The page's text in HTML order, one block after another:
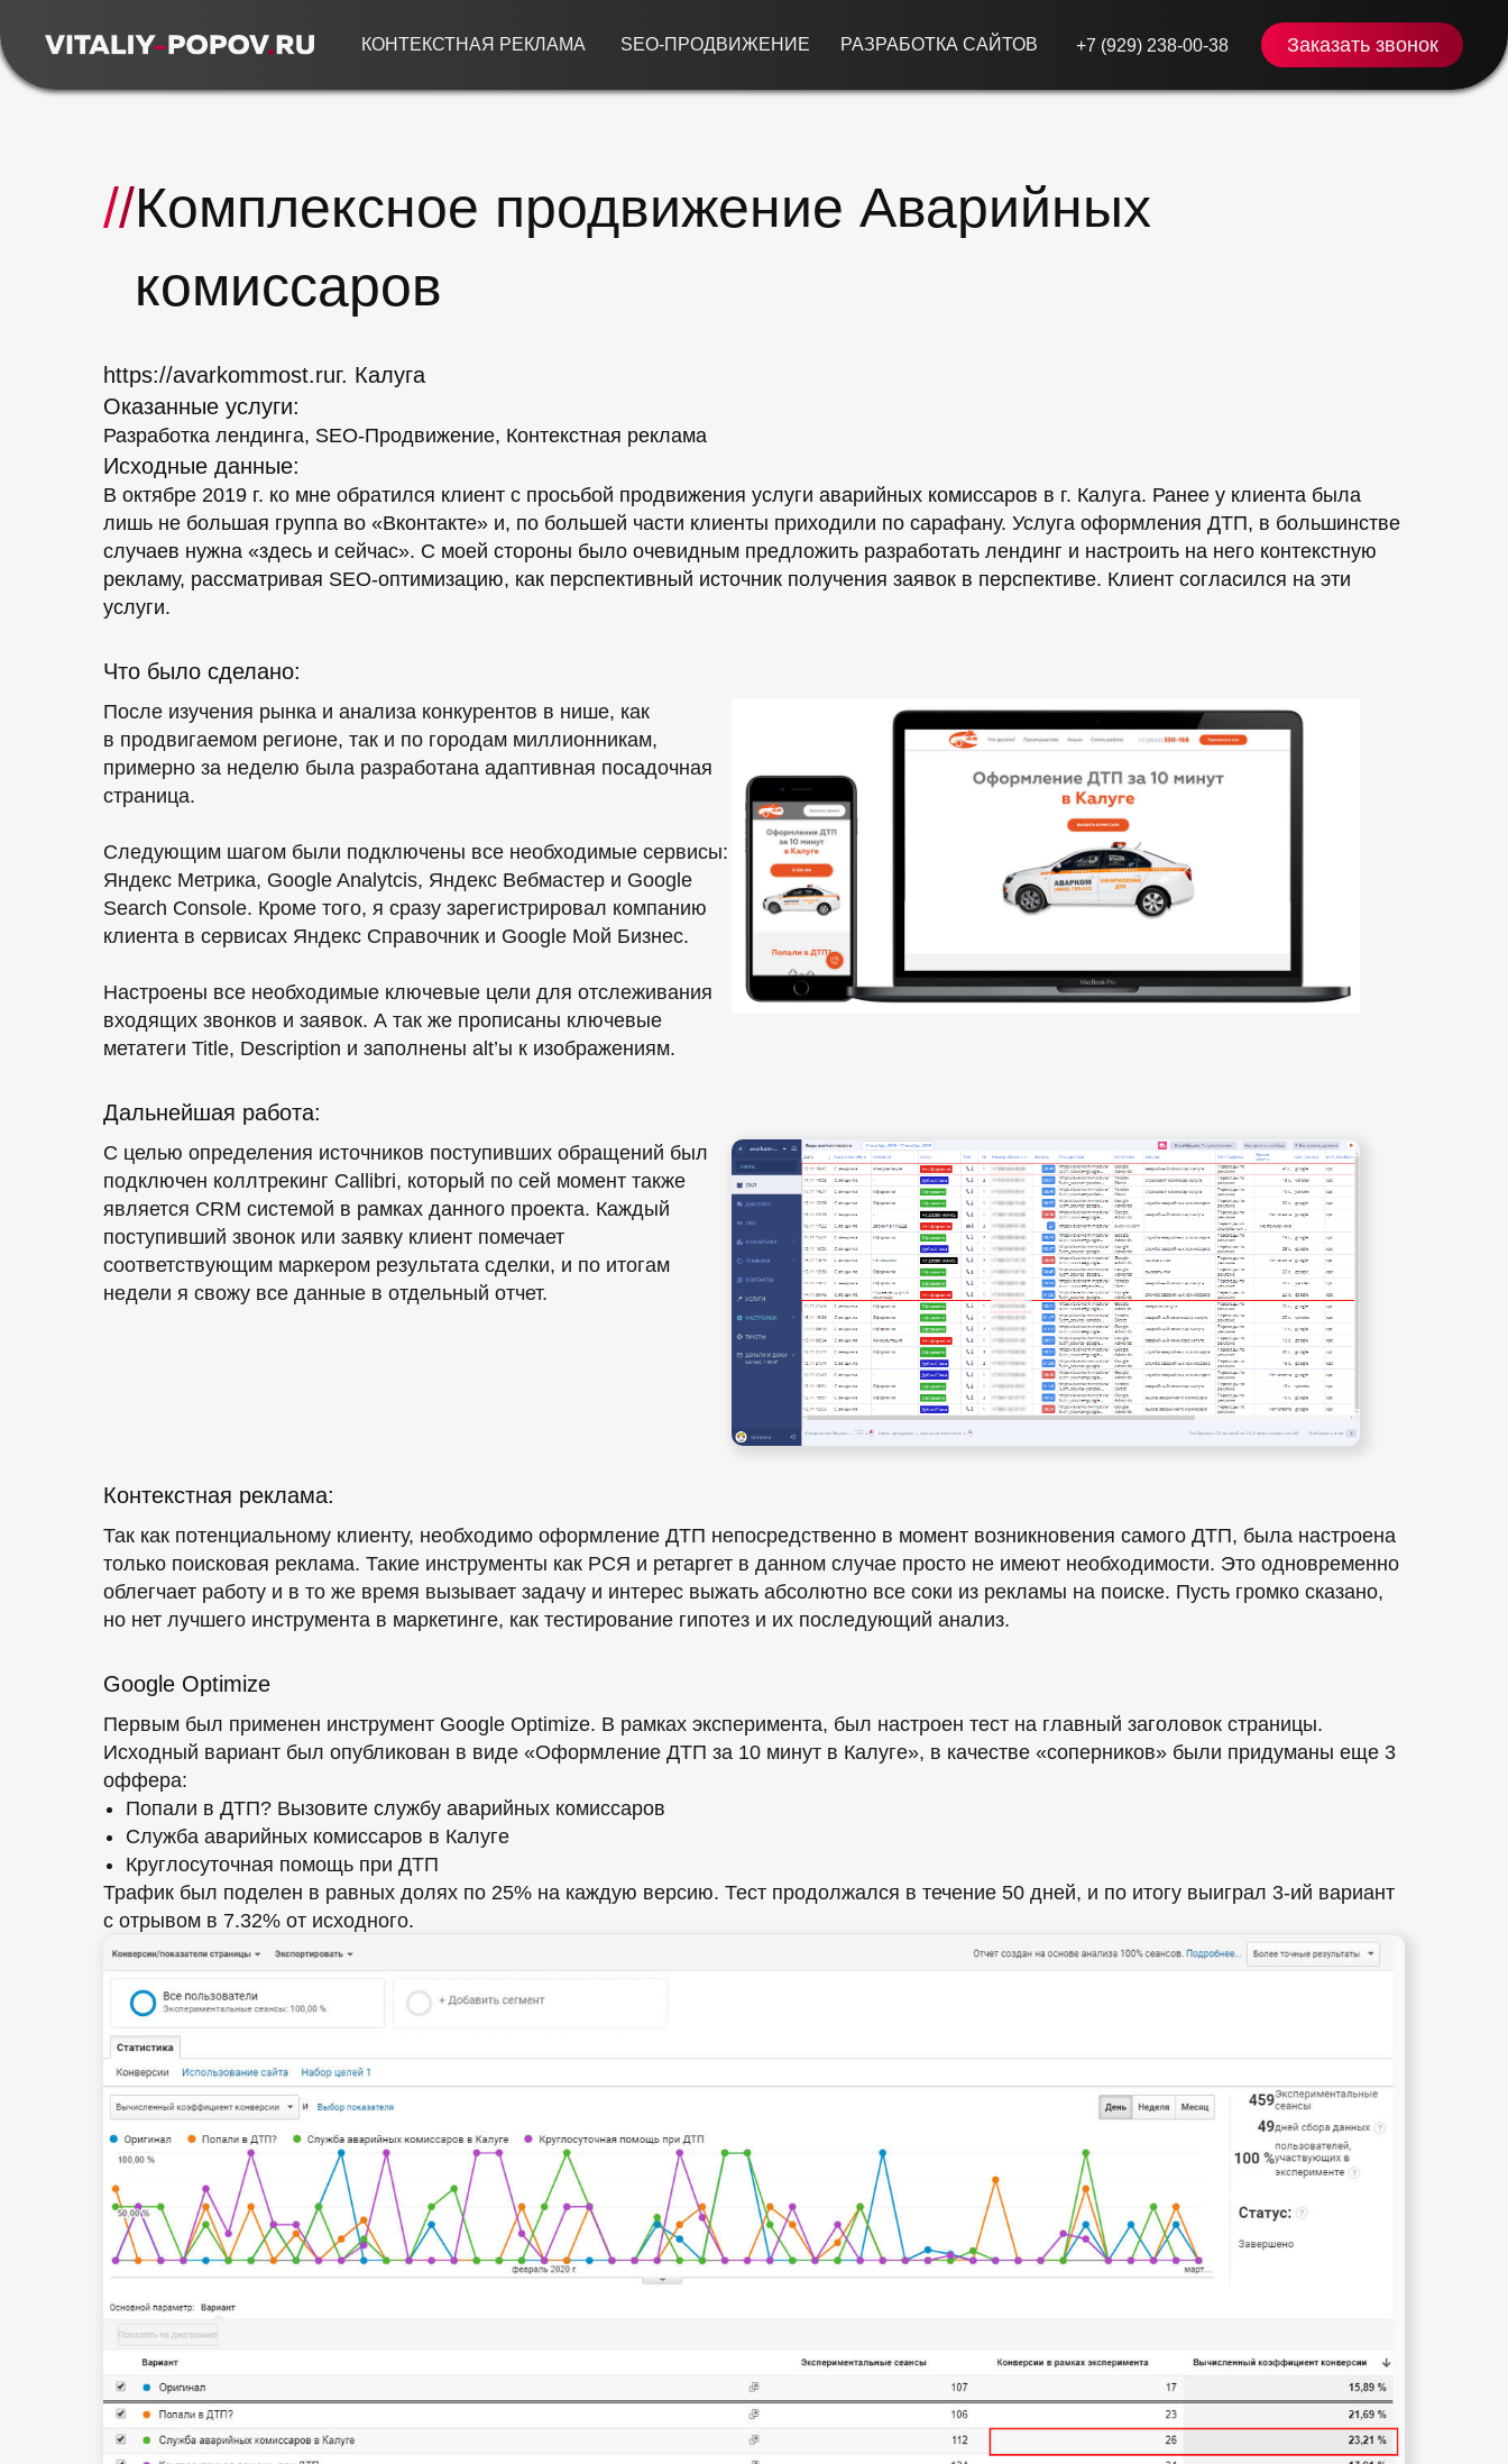
Заказать звонок
+7 (929) 238-00-38
РАЗРАБОТКА САЙТОВ
SEO-ПРОДВИЖЕНИЕ
КОНТЕКСТНАЯ РЕКЛАМА
//Комплексное продвижение Аварийных
комиссаров
https://avarkommost.ruг. Калуга
Оказанные услуги:
Разработка лендинга, SEO-Продвижение, Контекстная реклама
Исходные данные:
В октябре 2019 г. ко мне обратился клиент с просьбой продвижения услуги аварийных комиссаров в г. Калуга. Ранее у клиента была
лишь не большая группа во «Вконтакте» и, по большей части клиенты приходили по сарафану. Услуга оформления ДТП, в большинстве
случаев нужна «здесь и сейчас». С моей стороны было очевидным предложить разработать лендинг и настроить на него контекстную
рекламу, рассматривая SEO-оптимизацию, как перспективный источник получения заявок в перспективе. Клиент согласился на эти
услуги.
После изучения рынка и анализа конкурентов в нише, как
в продвигаемом регионе, так и по городам миллионникам,
примерно за неделю была разработана адаптивная посадочная
страница.
Следующим шагом были подключены все необходимые сервисы:
Яндекс Метрика, Google Analytcis, Яндекс Вебмастер и Google
Search Console. Кроме того, я сразу зарегистрировал компанию
клиента в сервисах Яндекс Справочник и Google Мой Бизнес.
Настроены все необходимые ключевые цели для отслеживания
входящих звонков и заявок. А так же прописаны ключевые
метатеги Title, Description и заполнены alt’ы к изображениям.
Что было сделано:
С целью определения источников поступивших обращений был
подключен коллтрекинг Callibri, который по сей момент также
является CRM системой в рамках данного проекта. Каждый
поступивший звонок или заявку клиент помечает
соответствующим маркером результата сделки, и по итогам
недели я свожу все данные в отдельный отчет.
Дальнейшая работа:
Так как потенциальному клиенту, необходимо оформление ДТП непосредственно в момент возникновения самого ДТП, была настроена
только поисковая реклама. Такие инструменты как РСЯ и ретаргет в данном случае просто не имеют необходимости. Это одновременно
облегчает работу и в то же время вызывает задачу и интерес выжать абсолютно все соки из рекламы на поиске. Пусть громко сказано,
но нет лучшего инструмента в маркетинге, как тестирование гипотез и их последующий анализ.
Контекстная реклама:
Первым был применен инструмент Google Optimize. В рамках эксперимента, был настроен тест на главный заголовок страницы.
Исходный вариант был опубликован в виде «Оформление ДТП за 10 минут в Калуге», в качестве «соперников» были придуманы еще 3
оффера:
Попали в ДТП? Вызовите службу аварийных комиссаров
Служба аварийных комиссаров в Калуге
Круглосуточная помощь при ДТП
Трафик был поделен в равных долях по 25% на каждую версию. Тест продолжался в течение 50 дней, и по итогу выиграл 3-ий вариант
с отрывом в 7.32% от исходного.
Google Optimize